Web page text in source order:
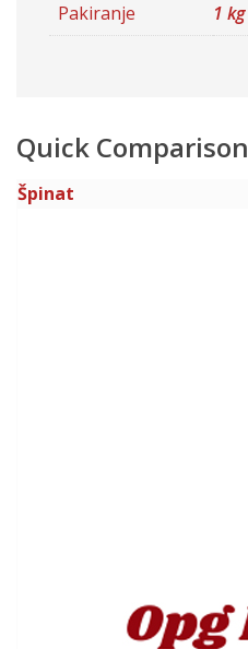
Pakiranje 1 kg
Quick Comparison
Špinat